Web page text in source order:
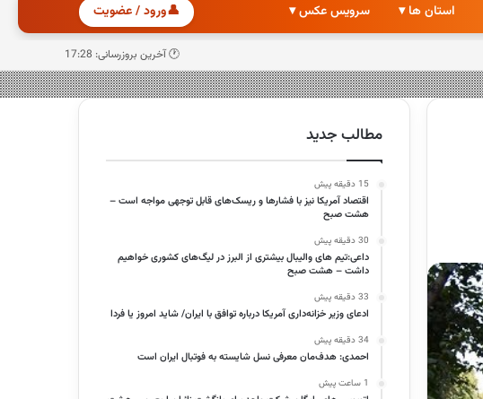
استان ها ▾ سرویس عکس ▾ 👤ورود / عضویت
🕐 آخرین بروزرسانی: 17:28
مطالب جدید
15 دقیقه پیش
اقتصاد آمریکا نیز با فشارها و ریسک‌های قابل توجهی مواجه است –
هشت صبح
30 دقیقه پیش
داعی:تیم های والیبال بیشتری از البرز در لیگ‌های کشوری خواهیم
داشت – هشت صبح
33 دقیقه پیش
ادعای وزیر خزانه‌داری آمریکا درباره توافق با ایران/ شاید امروز یا فردا
34 دقیقه پیش
احمدی: هدف‌مان معرفی نسل شایسته به فوتبال ایران است
1 ساعت پیش